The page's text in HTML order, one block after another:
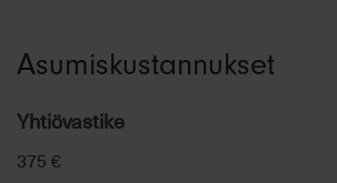
Asumiskustannukset
Yhtiövastike
375 €